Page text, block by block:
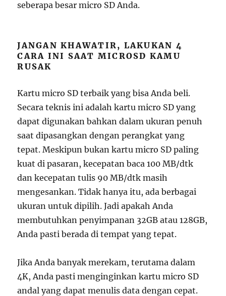
seberapa besar micro SD Anda.
JANGAN KHAWATIR, LAKUKAN 4
CARA INI SAAT MICROSD KAMU
RUSAK
Kartu micro SD terbaik yang bisa Anda beli.
Secara teknis ini adalah kartu micro SD yang
dapat digunakan bahkan dalam ukuran penuh
saat dipasangkan dengan perangkat yang
tepat. Meskipun bukan kartu micro SD paling
kuat di pasaran, kecepatan baca 100 MB/dtk
dan kecepatan tulis 90 MB/dtk masih
mengesankan. Tidak hanya itu, ada berbagai
ukuran untuk dipilih. Jadi apakah Anda
membutuhkan penyimpanan 32GB atau 128GB,
Anda pasti berada di tempat yang tepat.
Jika Anda banyak merekam, terutama dalam
4K, Anda pasti menginginkan kartu micro SD
andal yang dapat menulis data dengan cepat.